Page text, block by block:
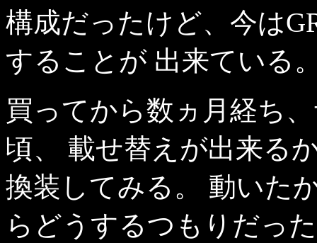
構成だったけど、今は
することが 出来ている
買ってから数ヵ月経ち
頃、 載せ替えが出来る
換装してみる。 動いた
らどうするつもりだっ